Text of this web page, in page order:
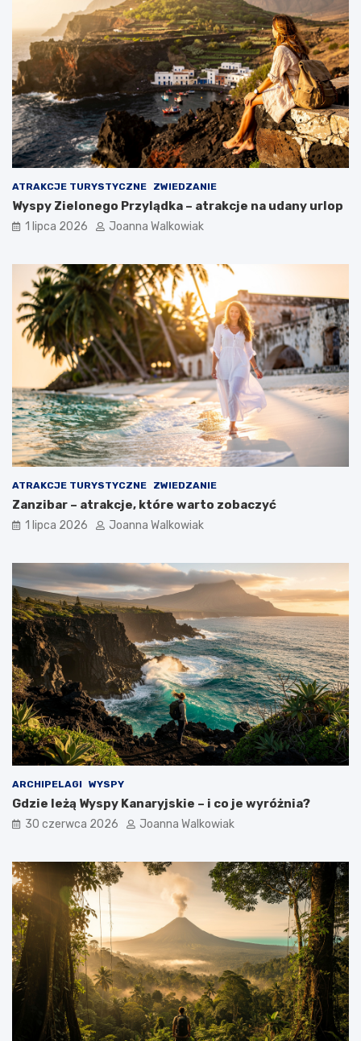
ATRAKCJE TURYSTYCZNE ZWIEDZANIE
Wyspy Zielonego Przylądka – atrakcje na udany urlop
1 lipca 2026 Joanna Walkowiak
ATRAKCJE TURYSTYCZNE ZWIEDZANIE
Zanzibar – atrakcje, które warto zobaczyć
1 lipca 2026 Joanna Walkowiak
ARCHIPELAGI WYSPY
Gdzie leżą Wyspy Kanaryjskie – i co je wyróżnia?
30 czerwca 2026 Joanna Walkowiak